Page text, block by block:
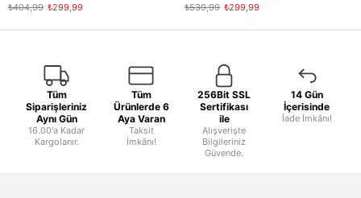
₺299,99
₺404,99
₺299,99
₺539,99
Tüm
Siparişleriniz
Aynı Gün
16.00'a Kadar
Kargolanır.
Tüm
Ürünlerde 6
Aya Varan
Taksit
İmkânı!
256Bit SSL
Sertifikası
ile
Alışverişte
Bilgileriniz
Güvende.
14 Gün
İçerisinde
İade İmkânı!